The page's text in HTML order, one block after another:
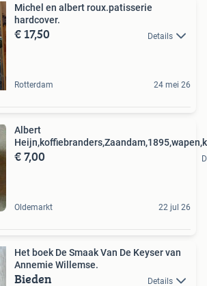
Michel en albert roux.patisserie
hardcover.
€ 17,50 Details
Rotterdam 24 mei 26
Albert
€ 7,00
Oldemarkt 22 jul 26
Het boek De Smaak Van De Keyser van
Annemie Willemse.
Bieden Details